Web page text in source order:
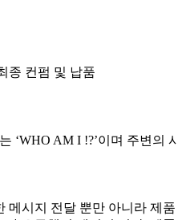
종 컨펌 및 납품
‘WHO AM I !?’이며 주변
메시지 전달 뿐만 아니라 제